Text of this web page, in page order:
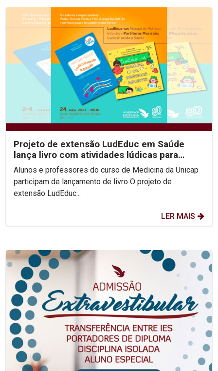
Projeto de extensão LudEduc em Saúde
lança livro com atividades lúdicas para
educação em saúde...
Alunos e professores do curso de Medicina da Unicap
participam de lançamento de livro O projeto de
extensão LudEduc...
LER MAIS